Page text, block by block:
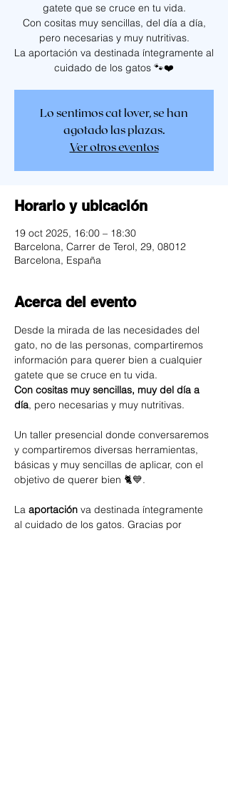
gatete que se cruce en tu vida.
Con cositas muy sencillas, del día a día,
pero necesarias y muy nutritivas.
La aportación va destinada íntegramente al
cuidado de los gatos 🐾❤️
Lo sentimos cat lover, se han
agotado las plazas.
Ver otros eventos
Horario y ubicación
19 oct 2025, 16:00 – 18:30
Barcelona, Carrer de Terol, 29, 08012
Barcelona, España
Acerca del evento
Desde la mirada de las necesidades del
gato, no de las personas, compartiremos
información para querer bien a cualquier
gatete que se cruce en tu vida.
Con cositas muy sencillas, muy del día a
día, pero necesarias y muy nutritivas.
Un taller presencial donde conversaremos
y compartiremos diversas herramientas,
básicas y muy sencillas de aplicar, con el
objetivo de querer bien 🐈💙.
La aportación va destinada íntegramente
al cuidado de los gatos. Gracias por